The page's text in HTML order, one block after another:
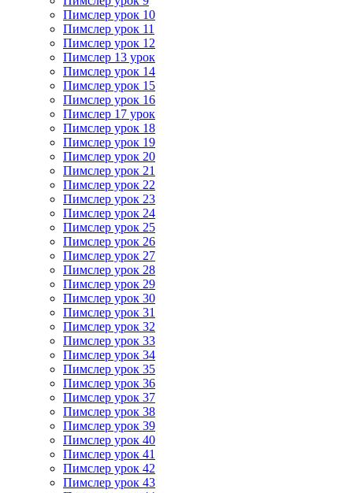
Пимслер урок 10
Пимслер урок 11
Пимслер урок 12
Пимслер 13 урок
Пимслер урок 14
Пимслер урок 15
Пимслер урок 16
Пимслер 17 урок
Пимслер урок 18
Пимслер урок 19
Пимслер урок 20
Пимслер урок 21
Пимслер урок 22
Пимслер урок 23
Пимслер урок 24
Пимслер урок 25
Пимслер урок 26
Пимслер урок 27
Пимслер урок 28
Пимслер урок 29
Пимслер урок 30
Пимслер урок 31
Пимслер урок 32
Пимслер урок 33
Пимслер урок 34
Пимслер урок 35
Пимслер урок 36
Пимслер урок 37
Пимслер урок 38
Пимслер урок 39
Пимслер урок 40
Пимслер урок 41
Пимслер урок 42
Пимслер урок 43